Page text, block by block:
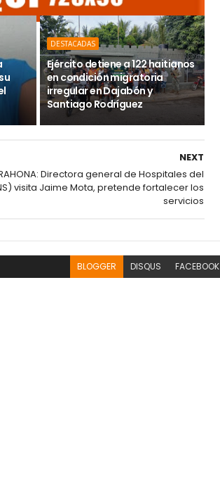
DESTACADAS
Ejército detiene a 122 haitianos
en condición migratoria
irregular en Dajabón y
Santiago Rodríguez
NEXT
Directora general de Hospitales del
visita Jaime Mota, pretende fortalecer los
servicios
BLOGGER DISQUS FACEBOOK